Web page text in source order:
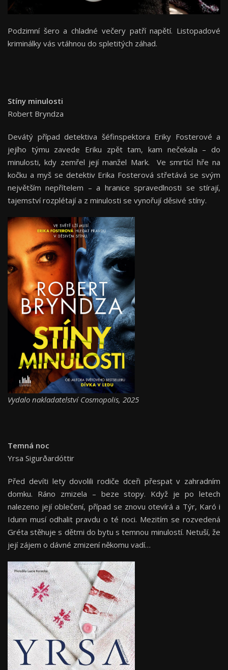
Podzimní šero a chladné večery patří napětí. Listopadové
kriminálky vás vtáhnou do spletitých záhad.
Stíny minulosti
Robert Bryndza
Devátý případ detektiva šéfinspektora Eriky Fosterové a
jejího týmu zavede Eriku zpět tam, kam nečekala – do
minulosti, kdy zemřel její manžel Mark. Ve smrtící hře na
kočku a myš se detektiv Erika Fosterová střetává se svým
největším nepřítelem – a hranice spravedlnosti se stírají,
tajemství rozplétají a z minulosti se vynořují děsivé stíny.
Vydalo nakladatelství Cosmopolis, 2025
Temná noc
Yrsa Sigurðardóttir
Před devíti lety dovolili rodiče dceři přespat v zahradním
domku. Ráno zmizela – beze stopy. Když je po letech
nalezeno její oblečení, případ se znovu otevírá a Týr, Karó i
Idunn musí odhalit pravdu o té noci. Mezitím se rozvedená
Gréta stěhuje s dětmi do bytu s temnou minulostí. Netuší, že
její zájem o dávné zmizení někomu vadí…